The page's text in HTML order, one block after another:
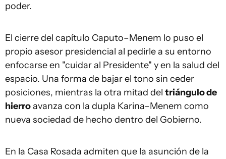
poder.
El cierre del capítulo Caputo–Menem lo puso el
propio asesor presidencial al pedirle a su entorno
enfocarse en "cuidar al Presidente" y en la salud del
espacio. Una forma de bajar el tono sin ceder
posiciones, mientras la otra mitad del triángulo de
hierroavanza con la dupla Karina–Menem como
nueva sociedad de hecho dentro del Gobierno.
En la Casa Rosada admiten que la asunción de la